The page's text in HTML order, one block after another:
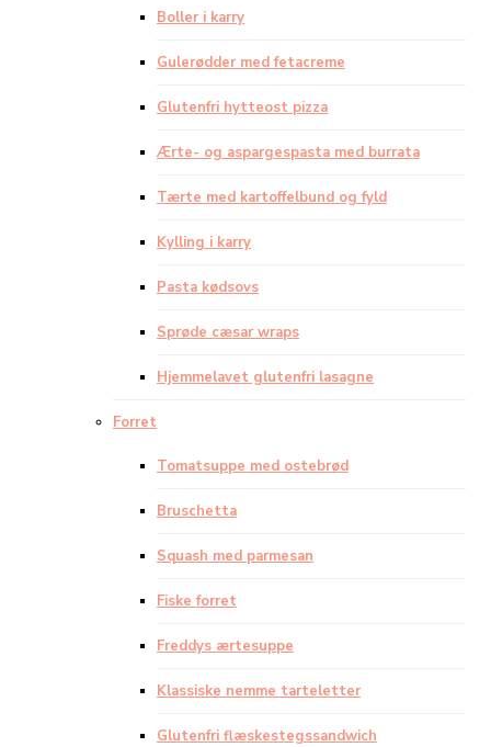
Boller i karry
Gulerødder med fetacreme
Glutenfri hytteost pizza
Ærte- og aspargespasta med burrata
Tærte med kartoffelbund og fyld
Kylling i karry
Pasta kødsovs
Sprøde cæsar wraps
Hjemmelavet glutenfri lasagne
Forret
Tomatsuppe med ostebrød
Bruschetta
Squash med parmesan
Fiske forret
Freddys ærtesuppe
Klassiske nemme tarteletter
Glutenfri flæskestegssandwich